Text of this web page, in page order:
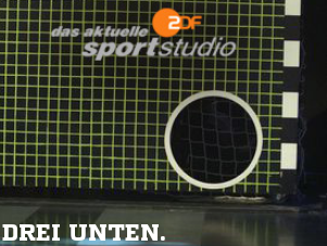
DREI UNTEN.